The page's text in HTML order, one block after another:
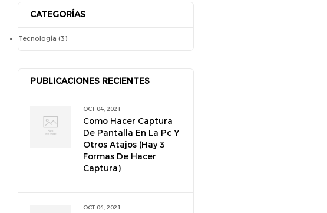
CATEGORÍAS
Tecnología (3)
PUBLICACIONES RECIENTES
OCT 04, 2021
Como Hacer Captura
De Pantalla En La Pc Y
Otros Atajos (hay 3
Formas De Hacer
Captura)
OCT 04, 2021